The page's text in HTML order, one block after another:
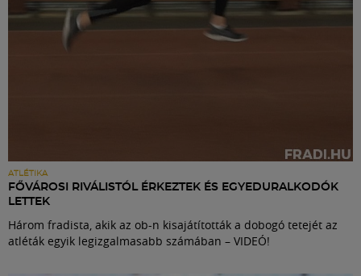
ATLÉTIKA
FŐVÁROSI RIVÁLISTÓL ÉRKEZTEK ÉS EGYEDURALKODÓK
LETTEK
Három fradista, akik az ob-n kisajátították a dobogó tetejét az
atléták egyik legizgalmasabb számában – VIDEÓ!
Meccscenter
Shop